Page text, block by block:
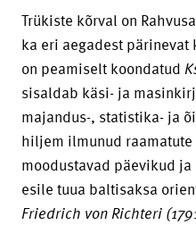
Trükiste kõrval on
ka eri aegadest
on peamiselt koondatud
sisaldab käsi- ja
majandus-, statistika- ja
hiljem ilmunud
moodustavad päevikud
esile tuua baltisaksa
Friedrich von Richteri